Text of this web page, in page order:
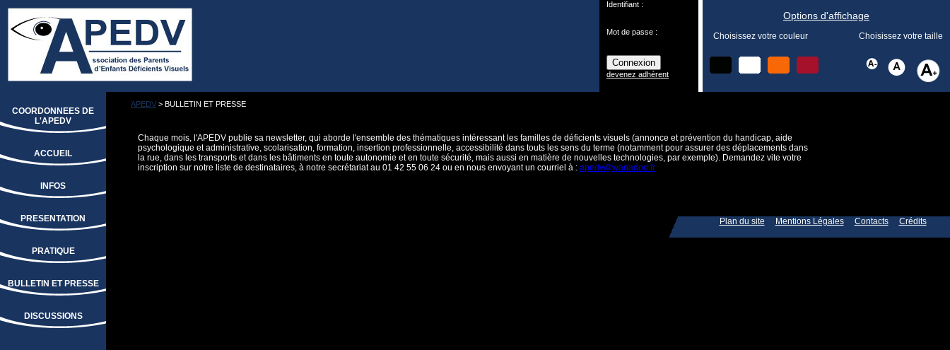
Options d'affichage
Choisissez votre taille
Choisissez votre couleur
Identifiant :
Mot de passe :
devenez adhérent
COORDONNEES DE
L'APEDV
ACCUEIL
INFOS
PRESENTATION
PRATIQUE
BULLETIN ET PRESSE
DISCUSSIONS
APEDV > BULLETIN ET PRESSE
Chaque mois, l'APEDV publie sa newsletter, qui aborde l'ensemble des thématiques intéressant les familles de déficients visuels (annonce et prévention du handicap, aide
psychologique et administrative, scolarisation, formation, insertion professionnelle, accessibilité dans touts les sens du terme (notamment pour assurer des déplacements dans
la rue, dans les transports et dans les bâtiments en toute autonomie et en toute sécurité, mais aussi en matière de nouvelles technologies, par exemple). Demandez vite votre
inscription sur notre liste de destinataires, à notre secrétariat au 01 42 55 06 24 ou en nous envoyant un courriel à : apedv@wanadoo.fr
Plan du site Mentions Légales Contacts Crédits